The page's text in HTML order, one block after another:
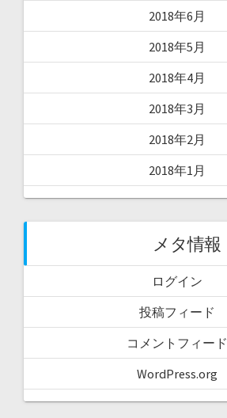
2018年6月
2018年5月
2018年4月
2018年3月
2018年2月
2018年1月
メタ情報
ログイン
投稿フィード
コメントフィード
WordPress.org